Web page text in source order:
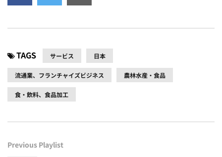
TAGS サービス 日本
流通業、フランチャイズビジネス 農林水産・食品
食・飲料、食品加工
Previous Playlist